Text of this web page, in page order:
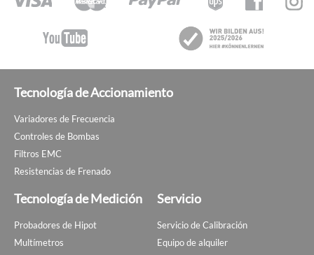
Tecnología de Accionamiento
Variadores de Frecuencia
Controles de Bombas
Filtros EMC
Resistencias de Frenado
Tecnología de Medición
Probadores de Hipot
Multímetros
Servicio
Servicio de Calibración
Equipo de alquiler